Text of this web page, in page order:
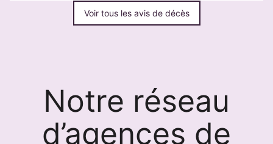
Voir tous les avis de décès
Notre réseau
d’agences de